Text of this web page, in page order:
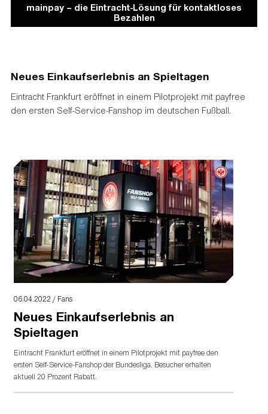
mainpay – die Eintracht-Lösung für kontaktloses
Bezahlen
Neues Einkaufserlebnis an Spieltagen
Eintracht Frankfurt eröffnet in einem Pilotprojekt mit payfree
den ersten Self-Service-Fanshop im deutschen Fußball.
06.04.2022 / Fans
Neues Einkaufserlebnis an
Spieltagen
Eintracht Frankfurt eröffnet in einem Pilotprojekt mit payfree den
ersten Self-Service-Fanshop der Bundesliga. Besucher erhalten
aktuell 20 Prozent Rabatt.